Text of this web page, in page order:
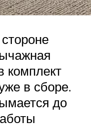
комплект
в сборе.
до